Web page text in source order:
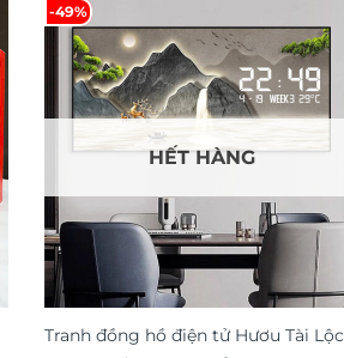
-49%
HẾT HÀNG
Tranh đồng hồ điện tử Hươu Tài Lộc